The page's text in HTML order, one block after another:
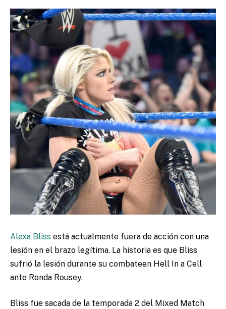
Alexa Bliss está actualmente fuera de acción con una
lesión en el brazo legítima. La historia es que Bliss
sufrió la lesión durante su combateen Hell In a Cell
ante Ronda Rousey.
Bliss fue sacada de la temporada 2 del Mixed Match